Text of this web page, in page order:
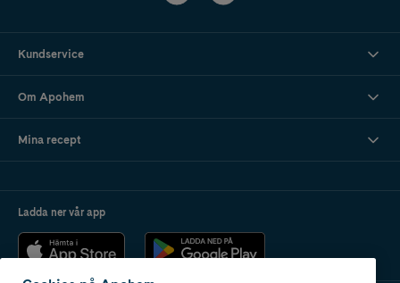
Kundservice
Om Apohem
Mina recept
Ladda ner vår app